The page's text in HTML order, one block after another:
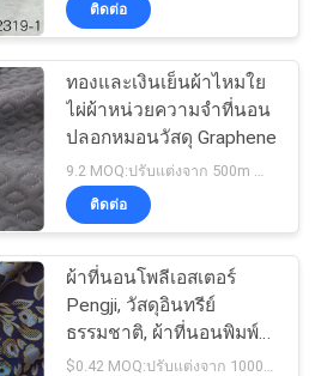
ติดต่อ
ทองและเงินเย็นผ้าไหมใย
ไผ่ผ้าหน่วยความจำที่นอน
ปลอกหมอนวัสดุ Graphene
ติดต่อ
ผ้าที่นอนโพลีเอสเตอร์
Pengji, วัสดุอินทรีย์
ธรรมชาติ, ผ้าที่นอนพิมพ์
ลายวิปริต